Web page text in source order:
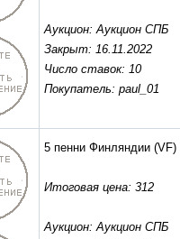
Аукцион: Аукцион СПБ
Закрыт: 16.11.2022
Число ставок: 10
Покупатель: paul_01
5 пенни Финляндии (VF)
Итоговая цена: 312
Аукцион: Аукцион СПБ